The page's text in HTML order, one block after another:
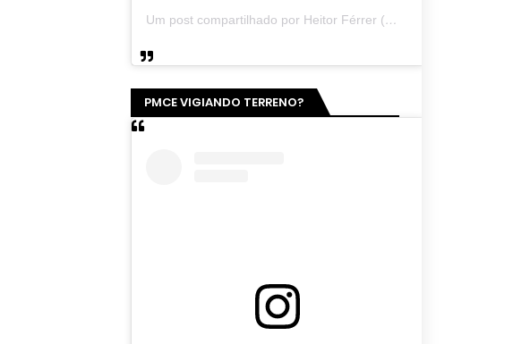
Um post compartilhado por Heitor Férrer (@heitor_ferrer77)
PMCE VIGIANDO TERRENO?